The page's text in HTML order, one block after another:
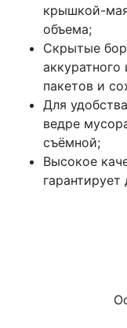
крышкой-
объема;
Скрытые
пакетов и
Для
ведре
съёмной;
Высокое